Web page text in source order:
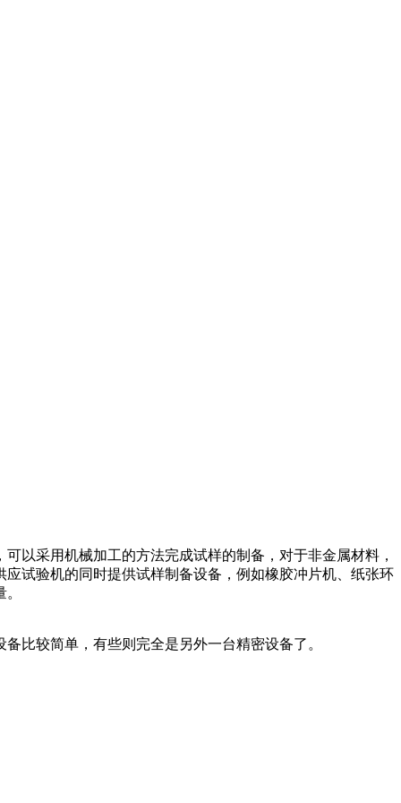
采用机械加工的方法完成试样的制备，对于非金属材料，
试验机的同时提供试样制备设备，例如橡胶冲片机、纸张环
较简单，有些则完全是另外一台精密设备了。